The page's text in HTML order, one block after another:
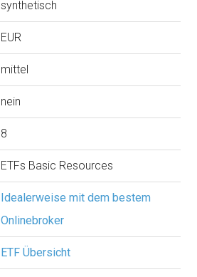
synthetisch
EUR
mittel
nein
8
ETFs Basic Resources
Idealerweise mit dem bestem
Onlinebroker
ETF Übersicht